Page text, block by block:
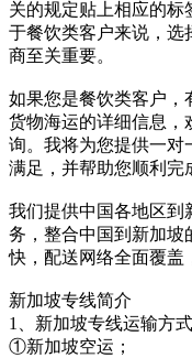
关的规定贴上相应的
于餐饮类客户来说，选
商至关重要。
如果您是餐饮类客户，
货物海运的详细信息，
询。我将为您提供一对
满足，并帮助您顺利完
我们提供中国各地区到
务，整合中国到新加坡
快，配送网络全面覆盖
新加坡专线简介
1、新加坡专线运输方
①新加坡空运；